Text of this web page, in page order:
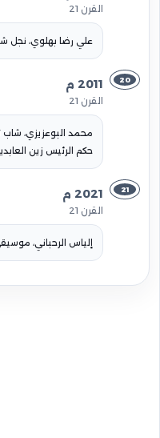
القرن 21
علي رضا بهلوي، نجل
20 2011 م
القرن 21
محمد البوعزيزي،
حكم الرئيس زين
21 2021 م
القرن 21
إلياس الرحباني،